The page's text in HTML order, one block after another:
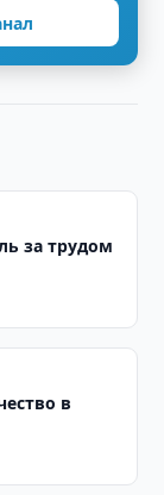
за трудом
в